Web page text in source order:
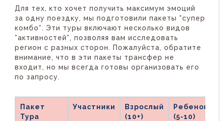
Для тех, кто хочет получить максимум эмоций
за одну поездку, мы подготовили пакеты *супер
комбо*. Эти туры включают несколько видов
*активностей*, позволяя вам исследовать
регион с разных сторон. Пожалуйста, обратите
внимание, что в эти пакеты трансфер не
входит, но мы всегда готовы организовать его
по запросу.
Пакет
Тура
Участники
Взрослый
(10+)
Ребенок
(5-10)